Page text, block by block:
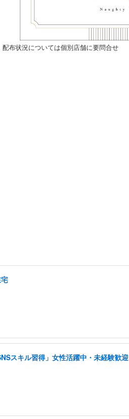
布状況については個別店舗に要問合せ
スキル習得」女性活躍中・未経験歓迎